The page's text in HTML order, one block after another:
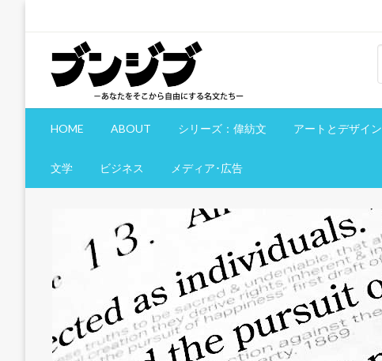
ブンジブ
文慈部：あなたをそこから自由にする名文たち
HOME ABOUT シリーズ：偉紡文 アートとデザイン
文学 ビジネス メディア･広告